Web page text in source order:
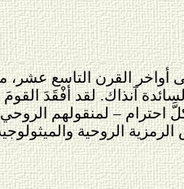
القرن التاسع عشر،
آنذاك. لقد أفْقَدَ
احترام – لمنقولهم
الروحية